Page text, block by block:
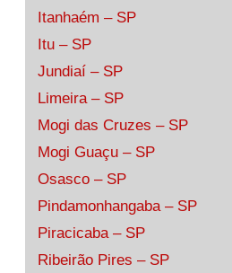
Itanhaém – SP
Itu – SP
Jundiaí – SP
Limeira – SP
Mogi das Cruzes – SP
Mogi Guaçu – SP
Osasco – SP
Pindamonhangaba – SP
Piracicaba – SP
Ribeirão Pires – SP